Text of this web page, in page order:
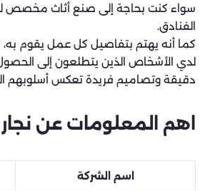
سواء كنت بحاجة إلى صنع أثاث مخصص
الفنادق.
كما أنه يهتم بتفاصيل كل عمل يقوم به،
لدي الأشخاص الذين يتطلعون إلى
دقيقة وتصاميم فريدة تعكس أسلوبهم
اهم المعلومات عن
اسم الشركة